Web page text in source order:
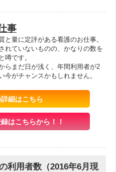
事
と量に定評がある看護のお仕事。
れていないものの、かなりの数を
噂です。
らまだ日が浅く、年間利用者が2
今がチャンスかもしれません。
細はこちら
はこちらから！！
利用者数（2016年6月現